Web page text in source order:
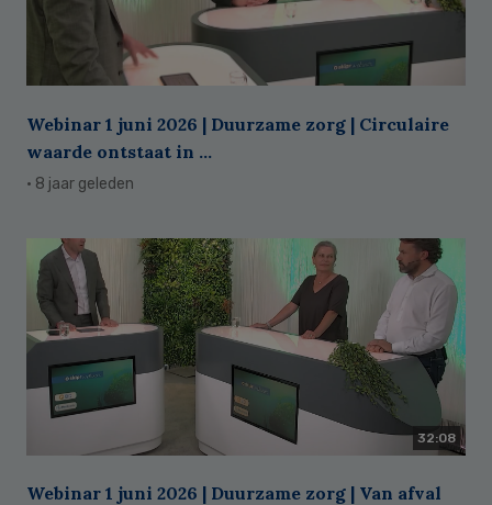
Webinar 1 juni 2026 | Duurzame zorg | Circulaire
waarde ontstaat in ...
· 8 jaar geleden
32:08
Webinar 1 juni 2026 | Duurzame zorg | Van afval